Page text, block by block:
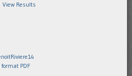
View Results
PDF